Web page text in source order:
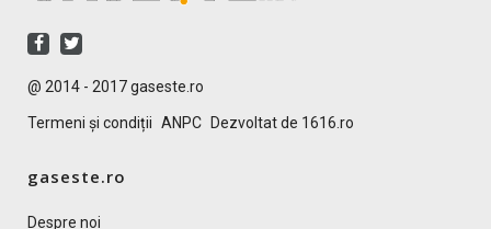
@ 2014 - 2017 gaseste.ro
Termeni și condiții ANPC Dezvoltat de 1616.ro
gaseste.ro
Despre noi